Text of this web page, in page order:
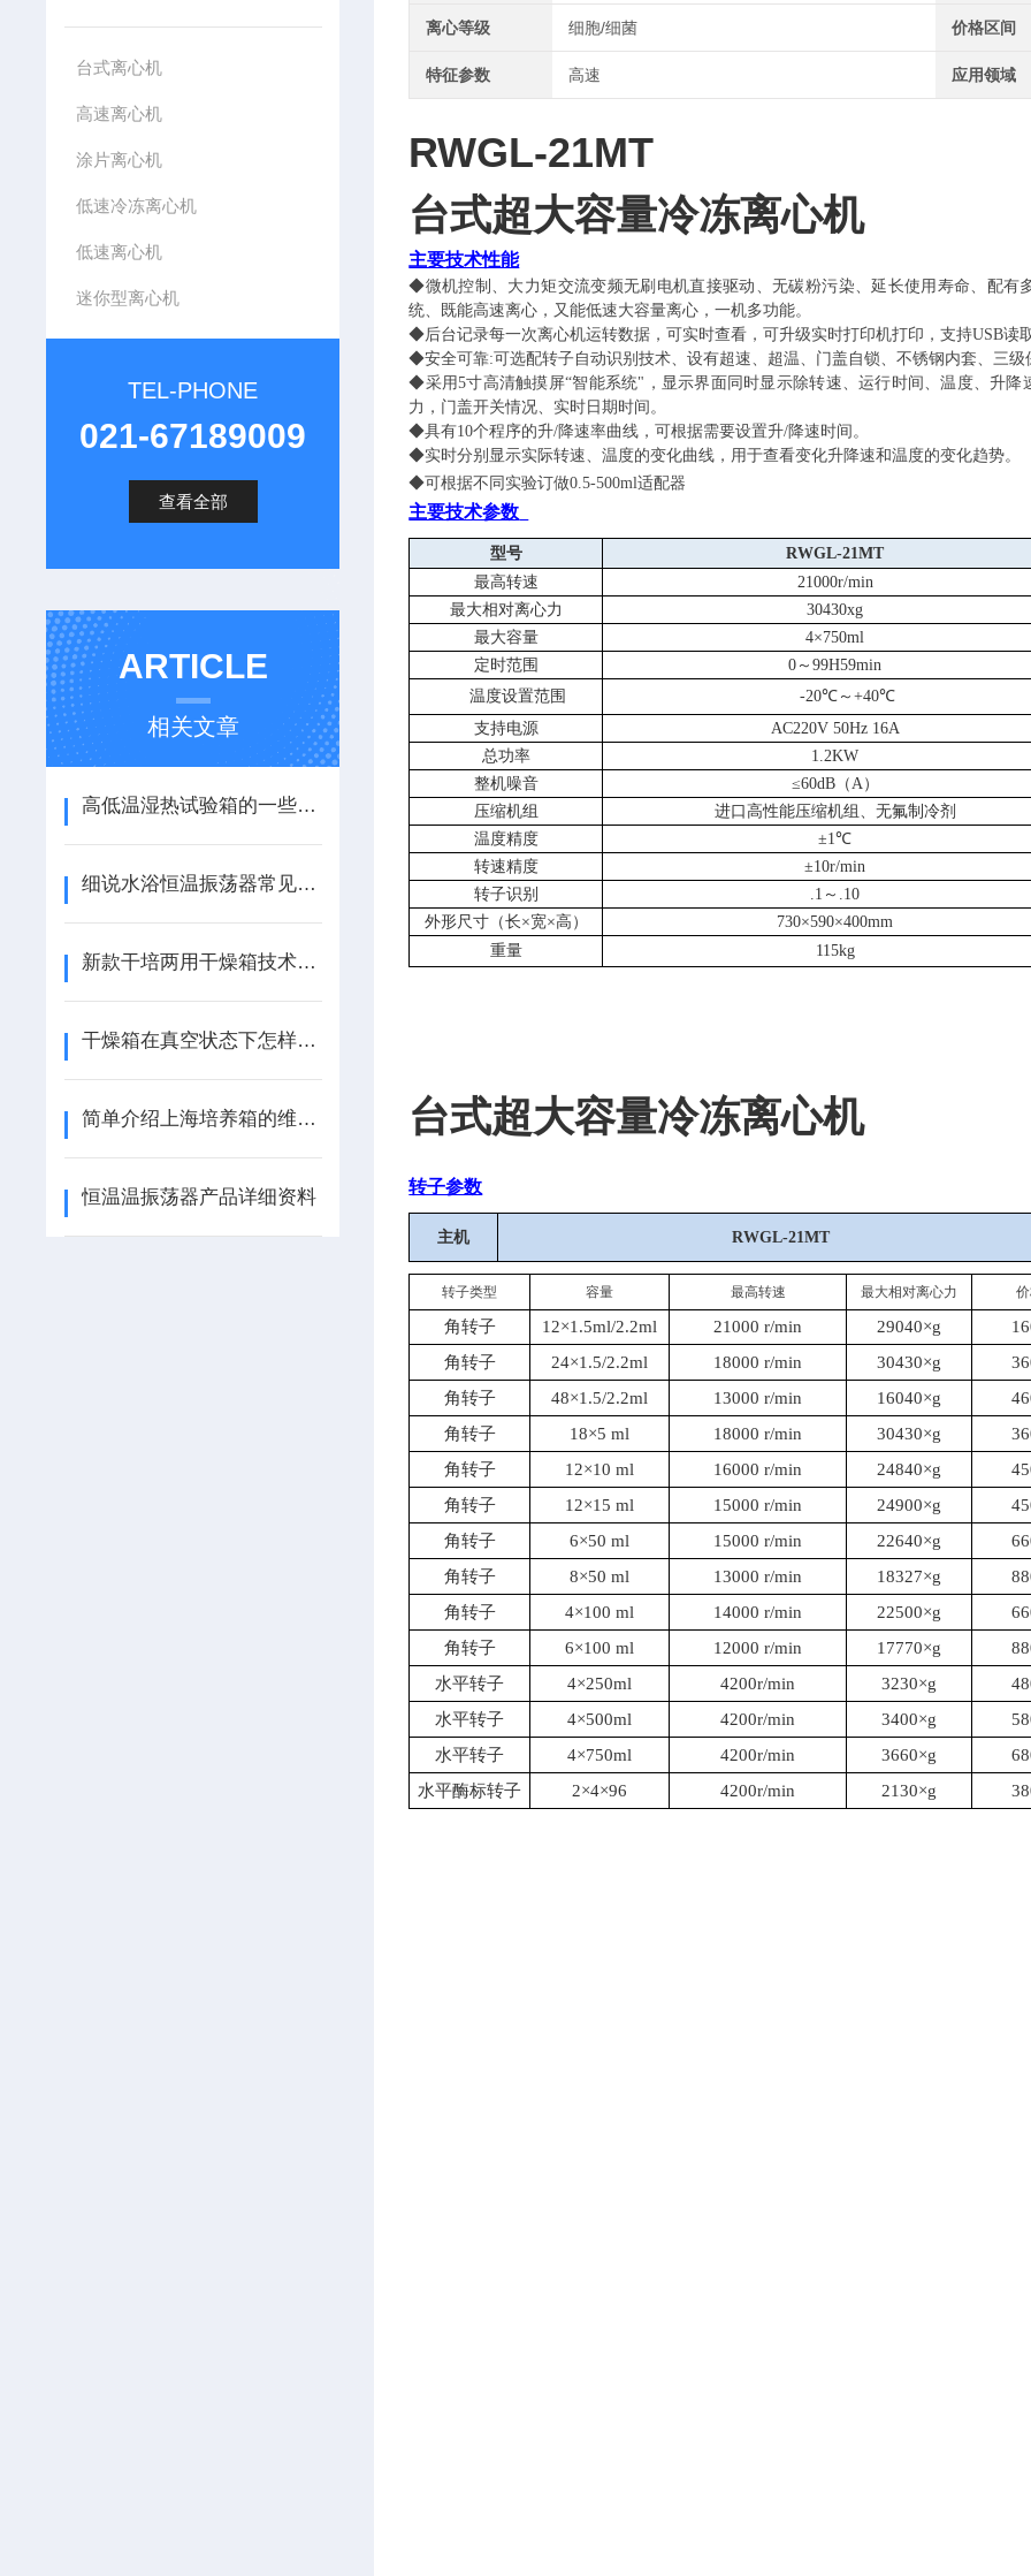
台式离心机
高速离心机
涂片离心机
低速冷冻离心机
低速离心机
迷你型离心机
TEL-PHONE
021-67189009
查看全部
ARTICLE
相关文章
高低温湿热试验箱的一些常见故障和排除方法
细说水浴恒温振荡器常见问题
新款干培两用干燥箱技术特点
干燥箱在真空状态下怎样控制加热温度
简单介绍上海培养箱的维护和保养方法
恒温温振荡器产品详细资料
离心等级 细胞/细菌 价格区间
特征参数 高速 应用领域
RWGL-21MT
台式超大容量冷冻离心机
主要技术性能
◆微机控制、大力矩交流变频无刷电机直接驱动、无碳粉污染、延长使用寿命、配有
统、既能高速离心，又能低速大容量离心，一机多功能。
◆后台记录每一次离心机运转数据，可实时查看，可升级实时打印机打印，支持USB读
◆安全可靠:可选配转子自动识别技术、设有超速、超温、门盖自锁、不锈钢内套、三级
◆采用5寸高清触摸屏“智能系统"，显示界面同时显示除转速、运行时间、温度、升
力，门盖开关情况、实时日期时间 。
◆具有10个程序的升/降速率曲线，可根据需要设置升/降速时间。
◆实时分别显示实际转速、温度的变化曲线，用于查看变化升降速和温度的变化趋势。
◆可根据不同实验订做0.5-500ml适配器
主要技术参数
型号 RWGL-21MT
最高转速
21000r/min
最大相对离心力
30430xg
最大容量
4×750ml
定时范围
0～99H59min
温度设置范围
-20℃～+40℃
支持电源
AC220V 50Hz 16A
总功率
1.2KW
整机噪音
≤60dB（A）
压缩机组
进口高性能压缩机组、无氟制冷剂
温度精度
±1℃
转速精度
±10r/min
转子识别
.1～.10
外形尺寸（长×宽×高）
730×590×400mm
重量
115kg
台式超大容量冷冻离心机
转子参数
主机 RWGL-21MT
转子类型 容量 最高转速 最大相对离心力
角转子 12×1.5ml/2.2ml 21000 r/min 29040×g
角转子
24×1.5/2.2ml 18000 r/min 30430×g
角转子
48×1.5/2.2ml 13000 r/min 16040×g
角转子
18×5 ml 18000 r/min 30430×g
角转子
12×10 ml 16000 r/min 24840×g
角转子
12×15 ml 15000 r/min 24900×g
角转子
6×50 ml 15000 r/min 22640×g
角转子
8×50 ml 13000 r/min 18327×g
角转子
4×100 ml 14000 r/min 22500×g
角转子
6×100 ml 12000 r/min 17770×g
水平转子
4×250ml 4200r/min 3230×g
水平转子
4×500ml 4200r/min 3400×g
水平转子
4×750ml 4200r/min 3660×g
水平酶标转子
2×4×96 4200r/min 2130×g